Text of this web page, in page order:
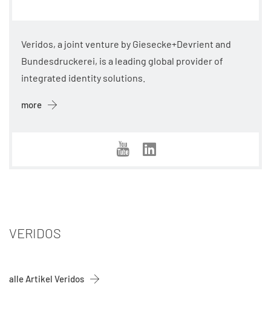
Veridos, a joint venture by Giesecke+Devrient and
Bundesdruckerei, is a leading global provider of
integrated identity solutions.
more
VERIDOS
alle Artikel Veridos